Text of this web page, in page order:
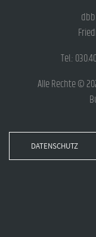
Tel.:
Alle Rechte ©
DATENSCHUTZ